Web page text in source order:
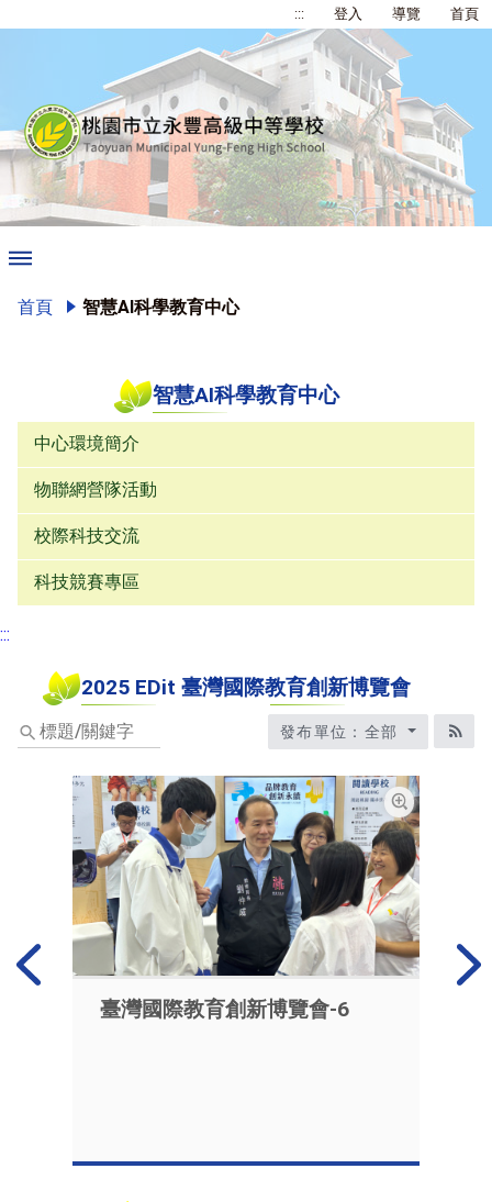
::: 登入 導覽 首頁
首頁 智慧AI科學教育中心
智慧AI科學教育中心
中心環境簡介
物聯網營隊活動
校際科技交流
科技競賽專區
:::
2025 EDit 臺灣國際教育創新博覽會
標
題/
發布單位：全部
RSS
放大圖片
臺灣國際教育創新博覽會-6